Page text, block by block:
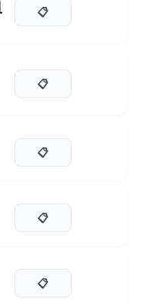
📋
📋
📋
📋
📋